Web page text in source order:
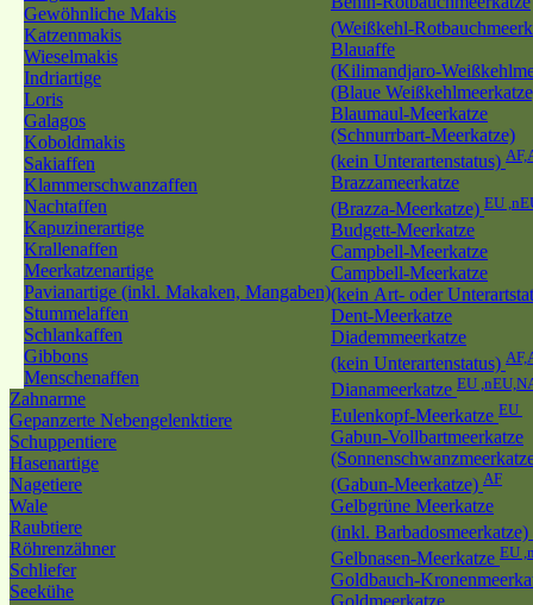
Gewöhnliche Makis
Katzenmakis
Wieselmakis
Indriartige
Loris
Galagos
Koboldmakis
Sakiaffen
Klammerschwanzaffen
Nachtaffen
Kapuzinerartige
Krallenaffen
Meerkatzenartige
Pavianartige (inkl. Makaken, Mangaben)
Stummelaffen
Schlankaffen
Gibbons
Menschenaffen
Zahnarme
Gepanzerte Nebengelenktiere
Schuppentiere
Hasenartige
Nagetiere
Wale
Raubtiere
Röhrenzähner
Schliefer
Seekühe
(Weißkehl-
Blauaffe
(Kilimandjaro-
(Blaue
Blaumaul-Meerkatze
(Schnurrbart-Meerkatze)
(kein Unterartenstatus)
Brazzameerkatze
(Brazza-Meerkatze) EU
Budgett-Meerkatze
Campbell-Meerkatze
Campbell-Meerkatze
(kein Art- oder
Dent-Meerkatze
Diademmeerkatze
(kein Unterartenstatus)
Dianameerkatze EU
Eulenkopf-Meerkatze EU
Gabun-Vollbartmeerkatze
(Gabun-Meerkatze) AF
Gelbgrüne Meerkatze
(inkl. Barbadosmeerkatze)
Gelbnasen-Meerkatze EU
Goldbauch-
Goldmeerkatze